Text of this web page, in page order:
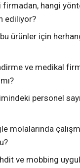
firmadan, hangi
ediliyor?
ürünler için
ve medikal
personel
molalarında
ve mobbing